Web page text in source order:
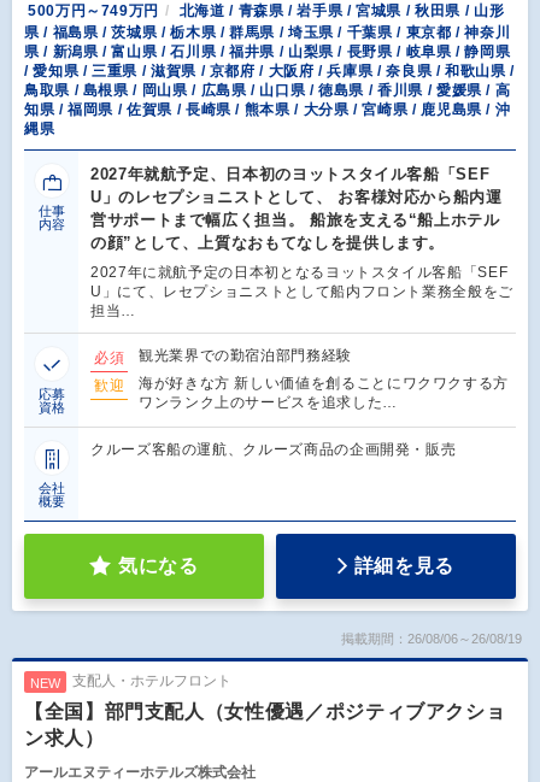
500万円～749万円
北海道 / 青森県 / 岩手県 / 宮城県 / 秋田県 / 山形
県 / 福島県 / 茨城県 / 栃木県 / 群馬県 / 埼玉県 / 千葉県 / 東京都 / 神奈川
県 / 新潟県 / 富山県 / 石川県 / 福井県 / 山梨県 / 長野県 / 岐阜県 / 静岡県
/ 愛知県 / 三重県 / 滋賀県 / 京都府 / 大阪府 / 兵庫県 / 奈良県 / 和歌山県 /
鳥取県 / 島根県 / 岡山県 / 広島県 / 山口県 / 徳島県 / 香川県 / 愛媛県 / 高
知県 / 福岡県 / 佐賀県 / 長崎県 / 熊本県 / 大分県 / 宮崎県 / 鹿児島県 / 沖
縄県
仕事
内容
2027年就航予定、日本初のヨットスタイル客船「SEF
U」のレセプショニストとして、 お客様対応から船内運
営サポートまで幅広く担当。 船旅を支える“船上ホテル
の顔”として、上質なおもてなしを提供します。
2027年に就航予定の日本初となるヨットスタイル客船「SEF
U」にて、レセプショニストとして船内フロント業務全般をご
担当…
応募
資格
必須
観光業界での勤宿泊部門務経験
歓迎
海が好きな方 新しい価値を創ることにワクワクする方
ワンランク上のサービスを追求した…
会社
概要
クルーズ客船の運航、クルーズ商品の企画開発・販売
気になる 詳細を見る
掲載期間：26/08/06～26/08/19
NEW 支配人・ホテルフロント
【全国】部門支配人（女性優遇／ポジティブアクショ
ン求人）
アールエヌティーホテルズ株式会社